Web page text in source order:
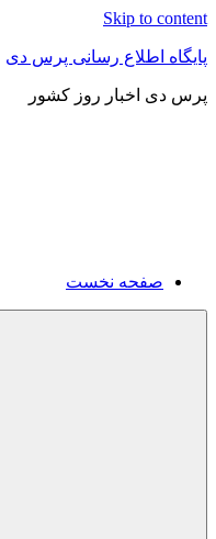
Skip to content
پایگاه اطلاع رسانی پرس دی
پرس دی اخبار روز کشور
صفحه نخست